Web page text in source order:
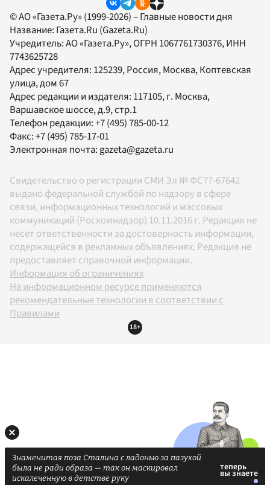
© АО «Газета.Ру» (1999-2026) – Главные новости дня
Название: Газета.Ru (Gazeta.Ru)
Учредитель:АО «Газета.Ру», ОГРН 1067761730376, ИНН
7743625728
Адрес учредителя: 125239, Россия, Москва, Коптевская
улица, дом 67
Адрес редакции и издателя: 117105, г. Москва,
Варшавское шоссе, д.9, стр.1
Телефон редакции:+7 (495) 785-00-12
Факс:+7 (495) 785-17-01
Электронная почта:gazeta@gazeta.ru
Свидетельство о регистрации СМИ Эл № ФС77-67642
выдано федеральной службой по надзору в сфере
связи, информационных технологий и массовых
коммуникаций (Роскомнадзор) 10.11.2016 г. Редакция не
несет ответственности за достоверность информации,
содержащейся в рекламных объявлениях. Редакция не
предоставляет справочной информации.
Информация об ограничениях
На информационном ресурсе применяются
рекомендательные технологии в соответствии с
Правилами
18+
Знаменитая поза Сталина с ладонью за пазухой
была не ради образа — так он маскировал
искалеченную в детстве руку